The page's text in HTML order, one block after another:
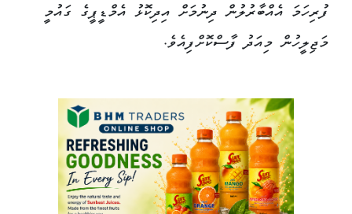
ފުރިހަމަ އެއްބާރުލުން ދިނުމަށް އިދިކޮޅު އެމްޑީޕީގެ ގައުމީ
މަޖިލީހުން މިއަދު ފާސްކޮށްފިއެވެ.